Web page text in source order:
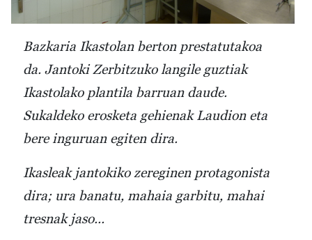
Bazkaria Ikastolan berton prestatutakoa
da. Jantoki Zerbitzuko langile guztiak
Ikastolako plantila barruan daude.
Sukaldeko erosketa gehienak Laudion eta
bere inguruan egiten dira.
Ikasleak jantokiko zereginen protagonista
dira; ura banatu, mahaia garbitu, mahai
tresnak jaso...